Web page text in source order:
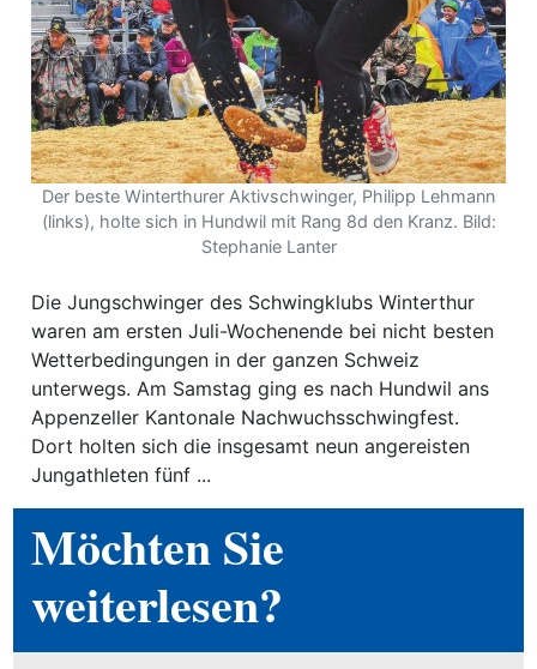
Region
Der beste Winterthurer Aktivschwinger, Philipp Lehmann
(links), holte sich in Hundwil mit Rang 8d den Kranz. Bild:
Stephanie Lanter
Die Jungschwinger des Schwingklubs Winterthur
waren am ersten Juli-Wochenende bei nicht besten
Wetterbedingungen in der ganzen Schweiz
unterwegs. Am Samstag ging es nach Hundwil ans
Appenzeller Kantonale Nachwuchsschwingfest.
Dort holten sich die insgesamt neun angereisten
Jungathleten fünf ...
Möchten Sie
weiterlesen?